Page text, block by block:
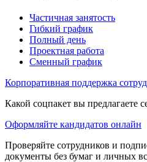
Частичная занятость
Гибкий график
Полный день
Проектная работа
Сменный график
Корпоративная поддержка
Какой соцпакет вы предлагаете
Оформляйте кандидатов онлайн
Проверяйте сотрудников и
документы без бумаг и личных